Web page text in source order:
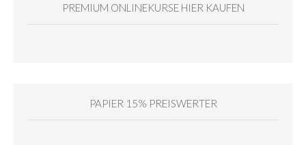
PREMIUM ONLINEKURSE HIER KAUFEN
PAPIER 15% PREISWERTER